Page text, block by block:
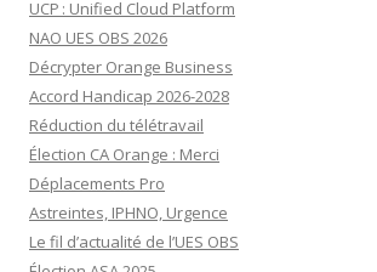
UCP : Unified Cloud Platform
NAO UES OBS 2026
Décrypter Orange Business
Accord Handicap 2026-2028
Réduction du télétravail
Élection CA Orange : Merci
Déplacements Pro
Astreintes, IPHNO, Urgence
Le fil d’actualité de l’UES OBS